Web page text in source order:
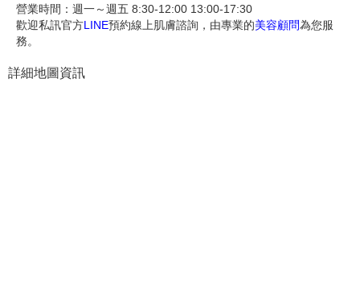
營業時間：週一～週五 8:30-12:00 13:00-17:30
歡迎私訊官方LINE預約線上肌膚諮詢，由專業的美容顧問為您服
務。
詳細地圖資訊